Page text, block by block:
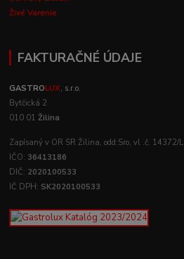
Živé Varenie
FAKTURAČNÉ ÚDAJE
GASTROLUX, s.r.o.
Bytčická 2
010 01Žilina
Zapísaný v OR SR Žilina, odd:Sro, vl .č. 14372/L
IČO: 36413186
DIČ: 2020100533
IČ DPH: SK2020100533